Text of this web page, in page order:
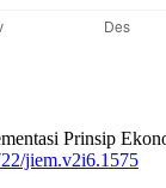
Prinsip
jiem.v2i6.1575